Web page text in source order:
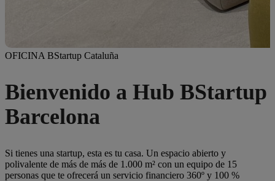
OFICINA BStartup Cataluña
Bienvenido a Hub BStartup
Barcelona
Si tienes una startup, esta es tu casa. Un espacio abierto y
polivalente de más de más de 1.000 m² con un equipo de 15
personas que te ofrecerá un servicio financiero 360º y 100 %